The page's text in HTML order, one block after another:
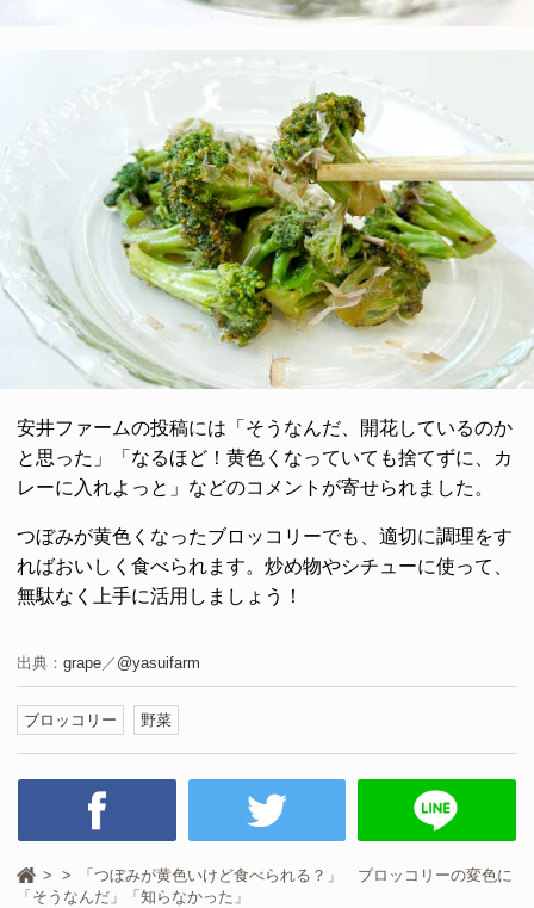
安井ファームの投稿には「そうなんだ、開花しているのか
と思った」「なるほど！黄色くなっていても捨てずに、カ
レーに入れよっと」などのコメントが寄せられました。
つぼみが黄色くなったブロッコリーでも、適切に調理をす
ればおいしく食べられます。炒め物やシチューに使って、
無駄なく上手に活用しましょう！
出典： grape／ @yasuifarm
ブロッコリー 野菜
「つぼみが黄色いけど食べられる？」 ブロッコリーの変色に
「そうなんだ」「知らなかった」